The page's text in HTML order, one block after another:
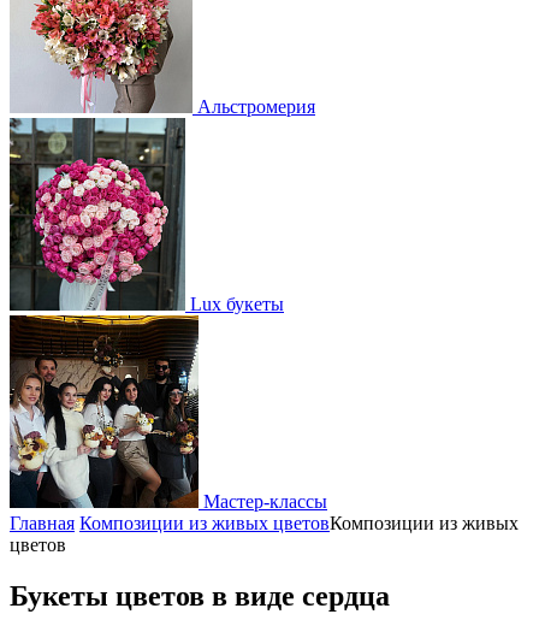
Альстромерия
Lux букеты
Мастер-классы
Главная Композиции из живых цветовКомпозиции из живых
цветов
Букеты цветов в виде сердца